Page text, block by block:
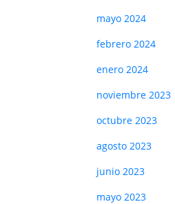
mayo 2024
febrero 2024
enero 2024
noviembre 2023
octubre 2023
agosto 2023
junio 2023
mayo 2023